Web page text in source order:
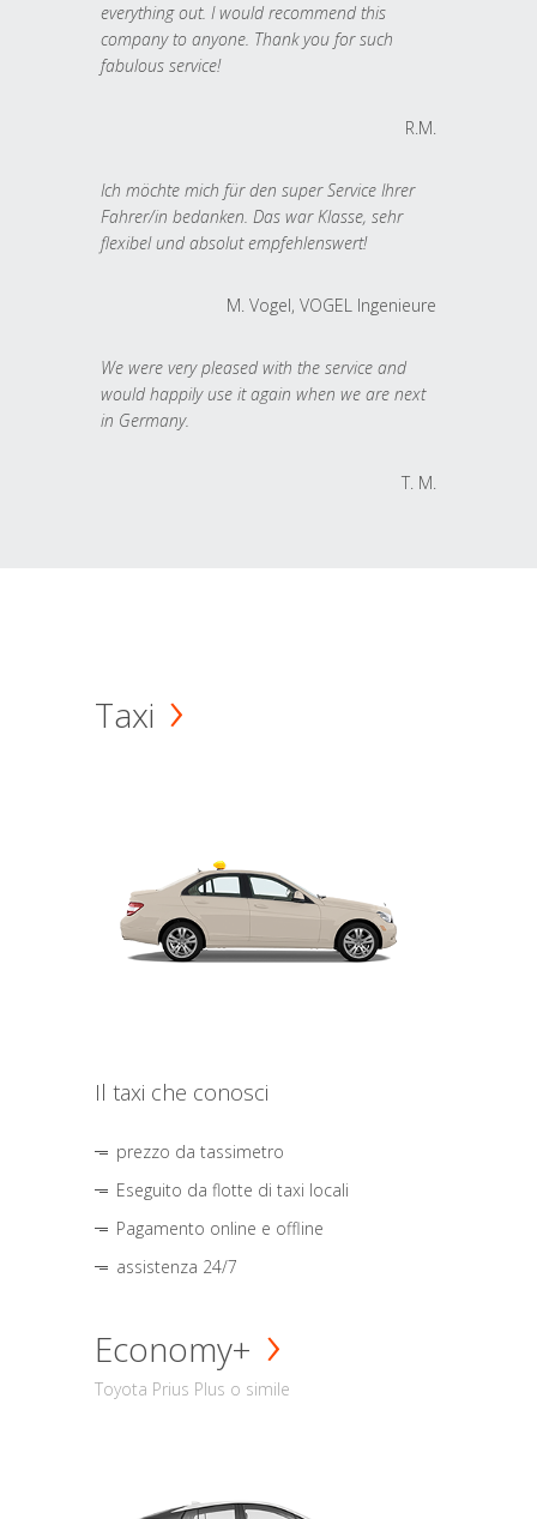
everything out. I would recommend this
company to anyone. Thank you for such
fabulous service!
R.M.
Ich möchte mich für den super Service Ihrer
Fahrer/in bedanken. Das war Klasse, sehr
flexibel und absolut empfehlenswert!
M. Vogel, VOGEL Ingenieure
We were very pleased with the service and
would happily use it again when we are next
in Germany.
T. M.
Taxi
Il taxi che conosci
prezzo da tassimetro
Eseguito da flotte di taxi locali
Pagamento online e offline
assistenza 24/7
Economy+
Toyota Prius Plus o simile